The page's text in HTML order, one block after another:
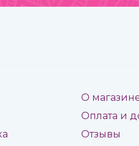
О
Оплата и
Отзывы